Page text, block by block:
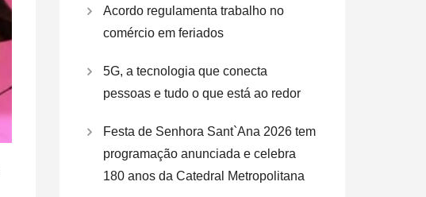
Acordo regulamenta trabalho no
comércio em feriados
5G, a tecnologia que conecta
pessoas e tudo o que está ao redor
Festa de Senhora Sant`Ana 2026 tem
programação anunciada e celebra
180 anos da Catedral Metropolitana